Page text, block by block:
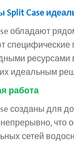
Split Case
обладают
специфические
ресурсами
их идеальным
работа
созданы для
непрерывно, что
сетей